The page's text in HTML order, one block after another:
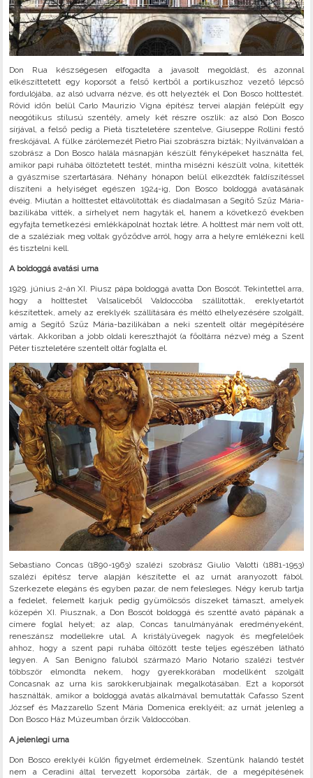
Don Rua készségesen elfogadta a javasolt megoldást, és azonnal
elkészíttetett egy koporsót a felső kertből a portikuszhoz vezető lépcső
fordulójába, az alsó udvarra nézve, és ott helyezték el Don Bosco holttestét.
Rövid időn belül Carlo Maurizio Vigna építész tervei alapján felépült egy
neogótikus stílusú szentély, amely két részre oszlik: az alsó Don Bosco
sírjával, a felső pedig a Pietà tiszteletére szentelve, Giuseppe Rollini festő
freskójával. A fülke zárólemezét Pietro Piai szobrászra bízták; Nyilvánvalóan a
szobrász a Don Bosco halála másnapján készült fényképeket használta fel,
amikor papi ruhába öltöztetett testét, mintha misézni készült volna, kitették
a gyászmise szertartására. Néhány hónapon belül elkezdték faldíszítéssel
díszíteni a helyiséget egészen 1924-ig, Don Bosco boldoggá avatásának
évéig. Miután a holttestet eltávolították és diadalmasan a Segítő Szűz Mária-
bazilikába vitték, a sírhelyet nem hagyták el, hanem a következő években
egyfajta temetkezési emlékkápolnát hoztak létre. A holttest már nem volt ott,
de a szaléziak meg voltak győződve arról, hogy arra a helyre emlékezni kell
és tisztelni kell.
A boldoggá avatási urna
1929. június 2-án XI. Piusz pápa boldoggá avatta Don Boscót. Tekintettel arra,
hogy a holttestet Valsaliceből Valdoccóba szállították, ereklyetartót
készítettek, amely az ereklyék szállítására és méltó elhelyezésére szolgált,
amíg a Segítő Szűz Mária-bazilikában a neki szentelt oltár megépítésére
vártak. Akkoriban a jobb oldali kereszthajót (a főoltárra nézve) még a Szent
Péter tiszteletére szentelt oltár foglalta el.
Sebastiano Concas (1890-1963) szalézi szobrász Giulio Valotti (1881-1953)
szalézi építész terve alapján készítette el az urnát aranyozott fából.
Szerkezete elegáns és egyben pazar, de nem felesleges. Négy kerub tartja
a fedelet, felemelt karjuk pedig gyümölcsös díszeket támaszt, amelyek
közepén XI. Piusznak, a Don Boscót boldoggá és szentté avató pápának a
címere foglal helyet; az alap, Concas tanulmányának eredményeként,
reneszánsz modellekre utal. A kristályüvegek nagyok és megfelelőek
ahhoz, hogy a szent papi ruhába öltözött teste teljes egészében látható
legyen. A San Benigno faluból származó Mario Notario szalézi testvér
többször elmondta nekem, hogy gyerekkorában modellként szolgált
Concasnak az urna kis sarokkerubjainak megalkotásában. Ezt a koporsót
használták, amikor a boldoggá avatás alkalmával bemutatták Cafasso Szent
József és Mazzarello Szent Mária Domenica ereklyéit; az urnát jelenleg a
Don Bosco Ház Múzeumban őrzik Valdoccóban.
A jelenlegi urna
Don Bosco ereklyéi külön figyelmet érdemelnek. Szentünk halandó testét
nem a Ceradini által tervezett koporsóba zárták, de a megépítésének